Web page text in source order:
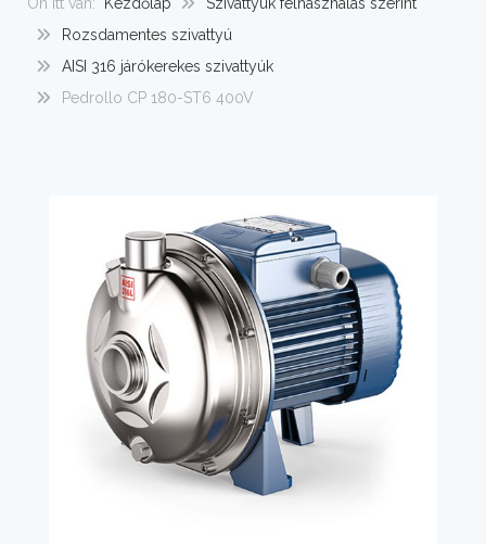
Rozsdamentes szivattyú
AISI 316 járókerekes szivattyúk
Pedrollo CP 180-ST6 400V